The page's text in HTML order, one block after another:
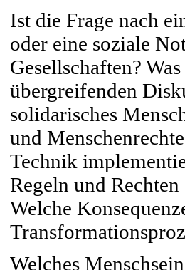
Ist die Frage nach
oder eine soziale
Gesellschaften?
übergreifenden
solidarisches
und
Technik
Regeln und
Welche
Welches